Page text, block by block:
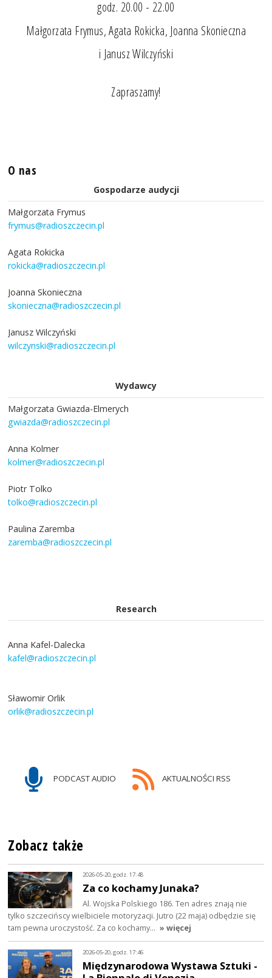
godz. 20.00 - 22.00
Małgorzata Frymus, Agata Rokicka, Joanna Skonieczna
i Janusz Wilczyński
Zapraszamy!
O nas
Gospodarze audycji
Małgorzata Frymus
frymus@radioszczecin.pl
Agata Rokicka
rokicka@radioszczecin.pl
Joanna Skonieczna
skonieczna@radioszczecin.pl
Janusz Wilczyński
wilczynski@radioszczecin.pl
Wydawcy
Małgorzata Gwiazda-Elmerych
gwiazda@radioszczecin.pl
Anna Kolmer
kolmer@radioszczecin.pl
Piotr Tolko
tolko@radioszczecin.pl
Paulina Zaremba
zaremba@radioszczecin.pl
Research
Anna Kafel-Dalecka
kafel@radioszczecin.pl
Sławomir Orlik
orlik@radioszczecin.pl
PODCAST AUDIO AKTUALNOŚCI RSS
Zobacz także
2026-05-20, godz. 17:48
Za co kochamy Junaka?
Al. Wojska Polskiego 186. Ten adres znają nie
tylko szczecińscy wielbiciele motoryzacji. Jutro (22 maja) odbędzie się
tam pewna uroczystość. Za co kochamy… » więcej
2026-05-20, godz. 17:46
Międzynarodowa Wystawa Sztuki -